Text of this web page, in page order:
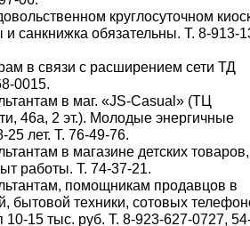
круглосуточном
санкнижка обязательны. Т. 8-913-
в связи с расширением сети ТД
0015.
в маг. «JS-Casual» (ТЦ
46а, 2 эт.). Молодые энергичные
лет. Т. 76-49-76.
в магазине детских
работы. Т. 74-37-21.
помощникам продавцов в
бытовой техники, сотовых
10-15 тыс. руб. Т. 8-923-627-0727,